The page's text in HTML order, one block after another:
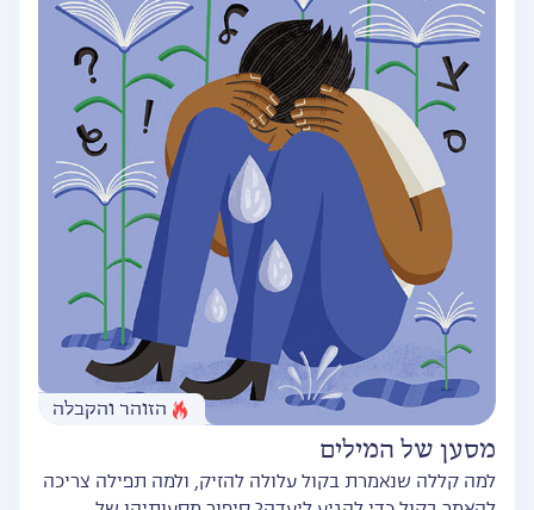
הזוהר והקבלה
מסען של המילים
למה קללה שנאמרת בקול עלולה להזיק, ולמה תפילה צריכה